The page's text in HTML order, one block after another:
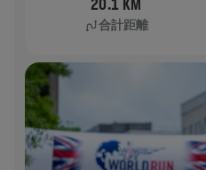
合計距離